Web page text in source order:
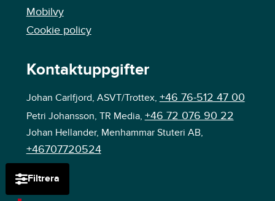
Filtrera
Mobilvy
Cookie policy
Kontaktuppgifter
Johan Carlfjord, ASVT/Trottex, +46 76-512 47 00
Petri Johansson, TR Media, +46 72 076 90 22
Johan Hellander, Menhammar Stuteri AB,
+46707720524